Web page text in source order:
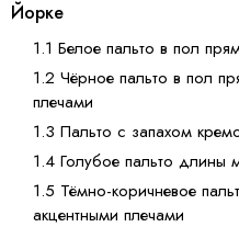
Йорке
1.1 Белое пальто в пол
1.2 Чёрное пальто в пол
плечами
1.3 Пальто с запахом
1.4 Голубое пальто длины
1.5 Тёмно-коричневое
акцентными плечами